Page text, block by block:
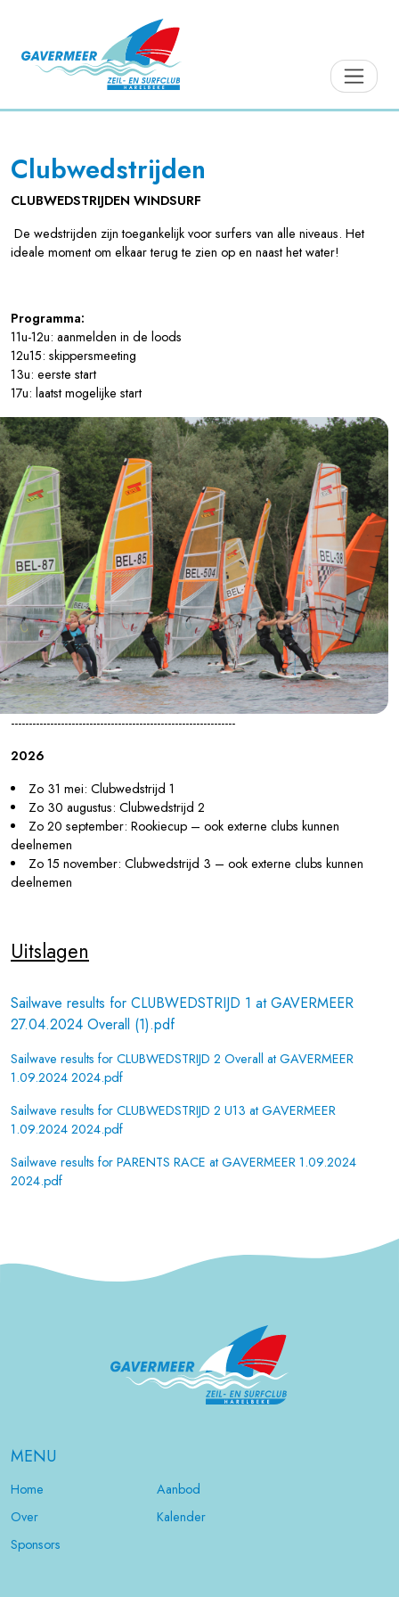
Clubwedstrijden
CLUBWEDSTRIJDEN WINDSURF
De wedstrijden zijn toegankelijk voor surfers van alle niveaus. Het
ideale moment om elkaar terug te zien op en naast het water!
Programma:
11u-12u: aanmelden in de loods
12u15: skippersmeeting
13u: eerste start
17u: laatst mogelijke start
---------------------------------------------------------------
2026
Zo 31 mei: Clubwedstrijd 1
Zo 30 augustus: Clubwedstrijd 2
Zo 20 september: Rookiecup – ook externe clubs kunnen
deelnemen
Zo 15 november: Clubwedstrijd 3 – ook externe clubs kunnen
deelnemen
Uitslagen
Sailwave results for CLUBWEDSTRIJD 1 at GAVERMEER
27.04.2024 Overall (1).pdf
Sailwave results for CLUBWEDSTRIJD 2 Overall at GAVERMEER
1.09.2024 2024.pdf
Sailwave results for CLUBWEDSTRIJD 2 U13 at GAVERMEER
1.09.2024 2024.pdf
Sailwave results for PARENTS RACE at GAVERMEER 1.09.2024
2024.pdf
MENU
Home
Aanbod
Over
Kalender
Sponsors